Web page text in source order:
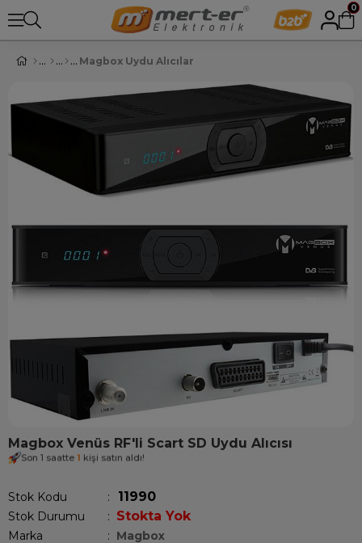
0
Magbox Uydu Alıcılar
Magbox Venüs RF'li Scart SD Uydu Alıcısı
Son 1 saatte 1 kişi satın aldı!
Stok Kodu 11990
Stok Durumu : Stokta Yok
Marka : Magbox